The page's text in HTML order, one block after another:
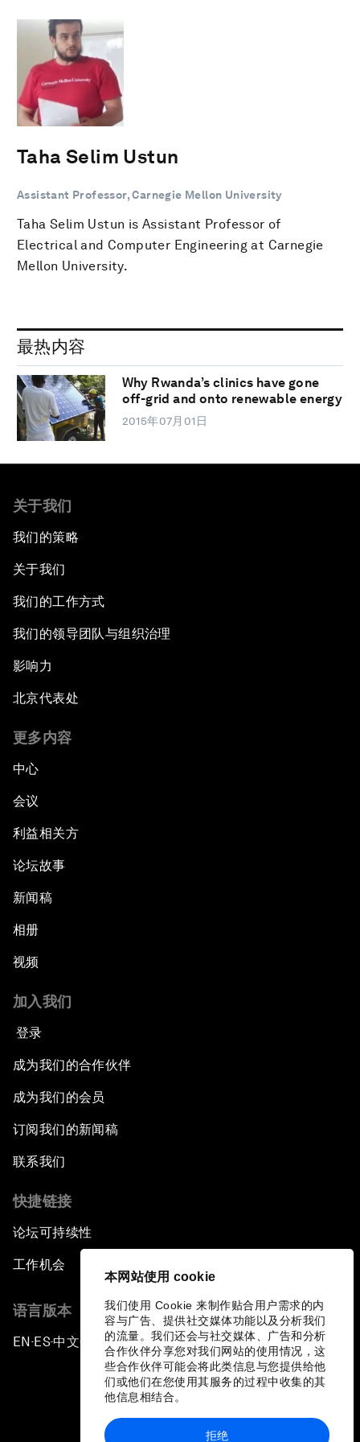
本网站使用 cookie
我们使用 Cookie 来制作贴合用户需求的内
容与广告、提供社交媒体功能以及分析我们
的流量。我们还会与社交媒体、广告和分析
合作伙伴分享您对我们网站的使用情况，这
些合作伙伴可能会将此类信息与您提供给他
们或他们在您使用其服务的过程中收集的其
他信息相结合。
拒绝
Taha Selim Ustun
Assistant Professor, Carnegie Mellon University
Taha Selim Ustun is Assistant Professor of
Electrical and Computer Engineering at Carnegie
Mellon University.
最热内容
Why Rwanda’s clinics have gone
off-grid and onto renewable energy
2015年07月01日
关于我们
我们的策略
关于我们
我们的工作方式
我们的领导团队与组织治理
影响力
北京代表处
更多内容
中心
会议
利益相关方
论坛故事
新闻稿
相册
视频
加入我们
登录
成为我们的合作伙伴
成为我们的会员
订阅我们的新闻稿
联系我们
快捷链接
论坛可持续性
工作机会
语言版本
EN ▪ES▪中文▪ 日本語